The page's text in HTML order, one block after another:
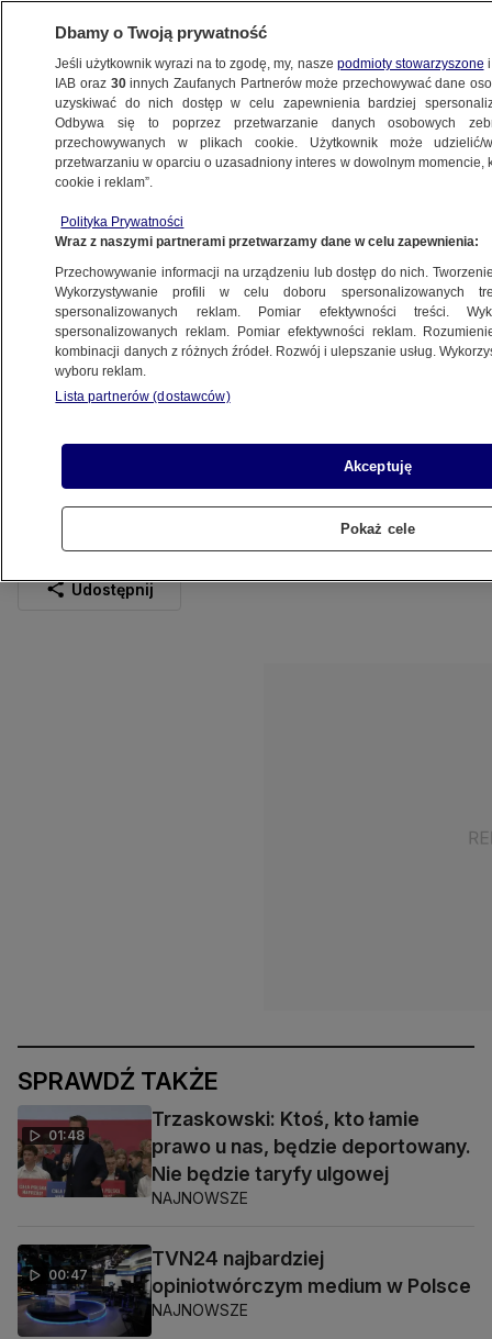
Joński o wydatkach IPN na biuro
rzecznika prasowego i promocję w
mediach
Źródło:TVN24
Udostępnij
SPRAWDŹ TAKŻE
01:48
Trzaskowski: Ktoś, kto łamie
prawo u nas, będzie deportowany.
Nie będzie taryfy ulgowej
NAJNOWSZE
00:47
TVN24 najbardziej
opiniotwórczym medium w Polsce
NAJNOWSZE
Dbamy o Twoją prywatność
Jeśli użytkownik wyrazi na to zgodę, my, nasze podmioty stowarzyszone
IAB oraz 30innych Zaufanych Partnerów może przechowywać dane
uzyskiwać do nich dostęp w celu zapewnienia bardziej
Odbywa się to poprzez przetwarzanie danych osobowych
przechowywanych w plikach cookie. Użytkownik może
przetwarzaniu w oparciu o uzasadniony interes w dowolnym momencie,
cookie i reklam”.
Polityka Prywatności
Wraz z naszymi partnerami przetwarzamy dane w celu zapewnienia:
Przechowywanie informacji na urządzeniu lub dostęp do nich.
Wykorzystywanie profili w celu doboru spersonalizowanych
spersonalizowanych reklam. Pomiar efektywności treści.
spersonalizowanych reklam. Pomiar efektywności reklam.
kombinacji danych z różnych źródeł. Rozwój i ulepszanie usług.
wyboru reklam.
Lista partnerów (dostawców)
Akceptuję
Pokaż cele